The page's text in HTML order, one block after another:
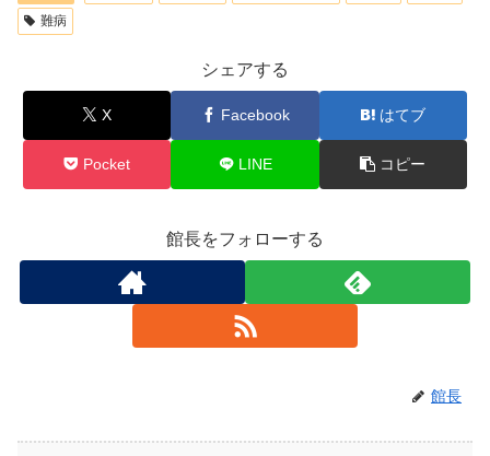
難病
シェアする
X Facebook はてブ
Pocket LINE コピー
館長をフォローする
館長